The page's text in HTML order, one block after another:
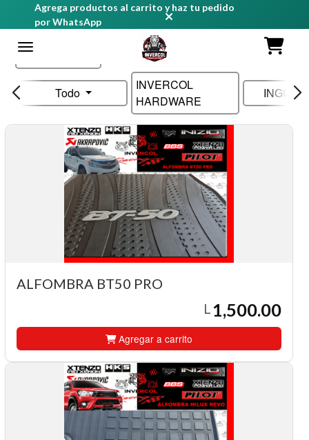
Agrega productos al carrito y haz tu pedido
por WhatsApp
Ordenar
Todo
INVERCOL
HARDWARE
INGCO
ALFOMBRA BT50 PRO
L1,500.00
Agregar a carrito